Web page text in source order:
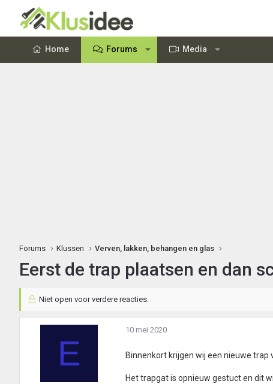
Home Forums Media
Forums Klussen Verven, lakken, behangen en glas
Eerst de trap plaatsen en dan
Niet open voor verdere reacties.
E
10 mei 2020
Binnenkort krijgen wij een nieuwe
Het trapgat is opnieuw gestuct en dit